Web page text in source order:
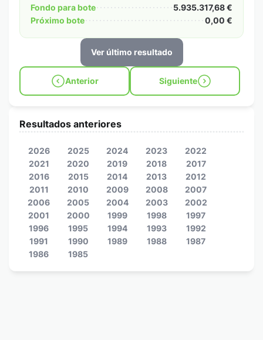
Fondo para bote
5.935.317,68 €
Próximo bote
0,00 €
Ver último resultado
Anterior Siguiente
Resultados anteriores
2026 2025 2024 2023
2022
2021
2020 2019 2018
2017
2016
2015 2014 2013
2012
2011
2010 2009 2008
2007
2006
2005 2004 2003
2002
2001
2000 1999 1998
1997
1996
1995 1994 1993
1992
1991
1990 1989 1988
1987
1986
1985